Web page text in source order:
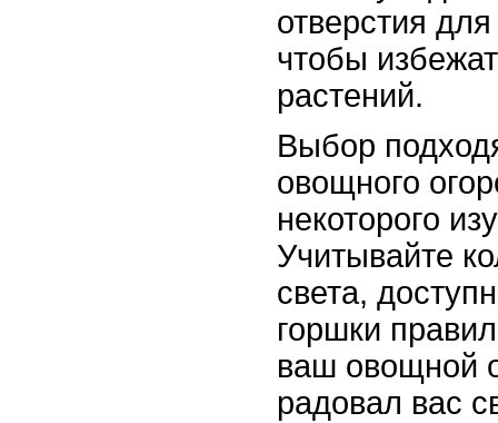
отверстия
чтобы
растений.
Выбор
овощного
некоторого
Учитывайте
света,
горшки
ваш овощной
радовал вас